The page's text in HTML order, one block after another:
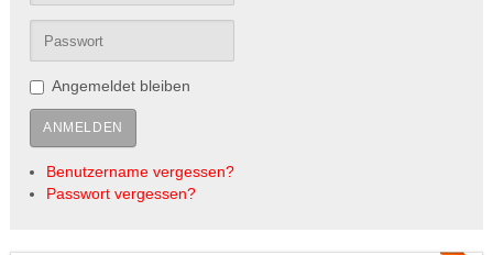
Angemeldet bleiben
ANMELDEN
Benutzername vergessen?
Passwort vergessen?